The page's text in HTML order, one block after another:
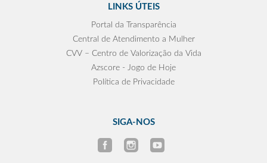
LINKS ÚTEIS
Portal da Transparência
Central de Atendimento a Mulher
CVV – Centro de Valorização da Vida
Azscore - Jogo de Hoje
Política de Privacidade
SIGA-NOS